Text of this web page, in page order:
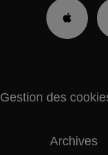
Gestion des
Archives